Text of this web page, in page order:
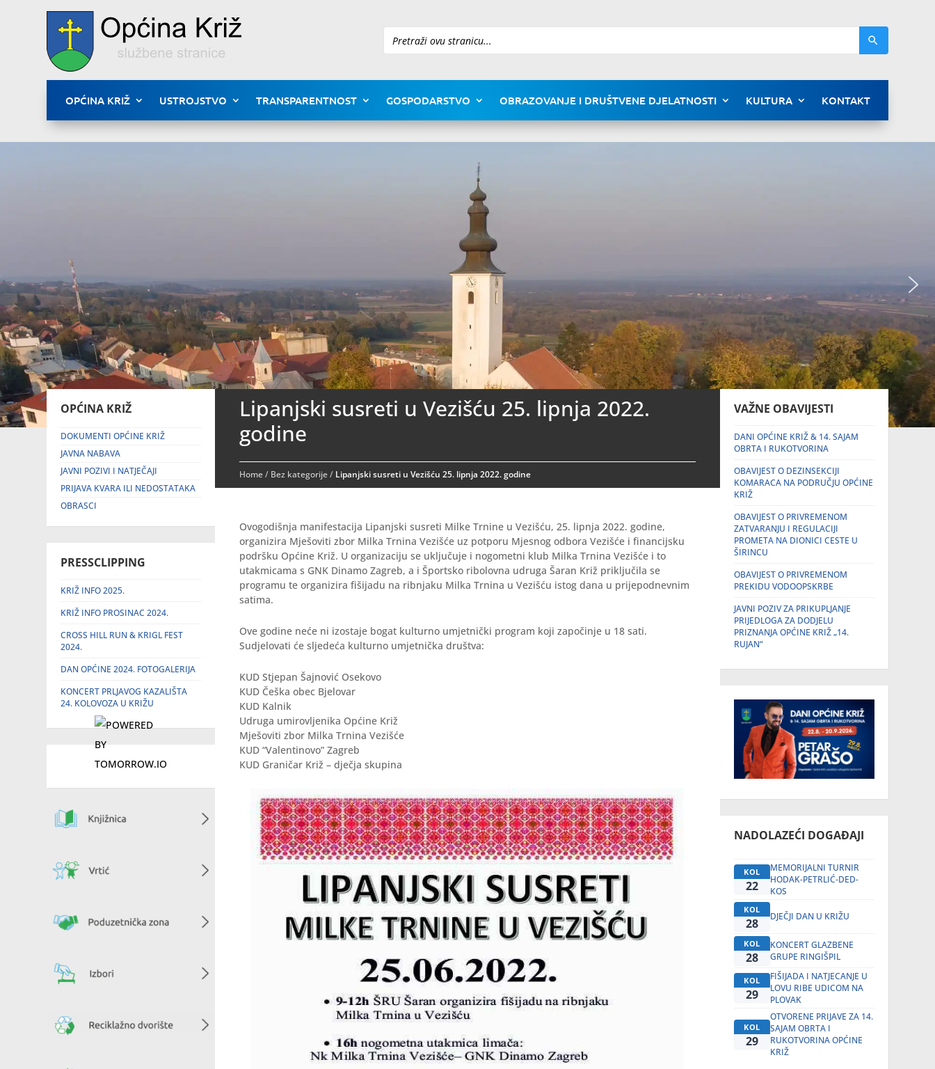
Pretraži
OPĆINA KRIŽ USTROJSTVO TRANSPARENTNOST GOSPODARSTVO OBRAZOVANJE I DRUŠTVENE DJELATNOSTI KULTURA KONTAKT
OPĆINA KRIŽ
DOKUMENTI OPĆINE KRIŽ
JAVNA NABAVA
JAVNI POZIVI I NATJEČAJI
PRIJAVA KVARA ILI NEDOSTATAKA
OBRASCI
PRESSCLIPPING
KRIŽ INFO 2025.
KRIŽ INFO PROSINAC 2024.
CROSS HILL RUN & KRIGL FEST
2024.
DAN OPĆINE 2024. FOTOGALERIJA
KONCERT PRLJAVOG KAZALIŠTA
24. KOLOVOZA U KRIŽU
Lipanjski susreti u Vezišću 25. lipnja 2022.
godine
Home/ Bez kategorije/ Lipanjski susreti u Vezišću 25. lipnja 2022. godine
Ovogodišnja manifestacija Lipanjski susreti Milke Trnine u Vezišću, 25. lipnja 2022. godine,
organizira Mješoviti zbor Milka Trnina Vezišće uz potporu Mjesnog odbora Vezišće i financijsku
podršku Općine Križ. U organizaciju se uključuje i nogometni klub Milka Trnina Vezišće i to
utakmicama s GNK Dinamo Zagreb, a i Športsko ribolovna udruga Šaran Križ priključila se
programu te organizira fišijadu na ribnjaku Milka Trnina u Vezišću istog dana u prijepodnevnim
satima.
Ove godine neće ni izostaje bogat kulturno umjetnički program koji započinje u 18 sati.
Sudjelovati će sljedeća kulturno umjetnička društva:
KUD Stjepan Šajnović Osekovo
KUD Češka obec Bjelovar
KUD Kalnik
Udruga umirovljenika Općine Križ
Mješoviti zbor Milka Trnina Vezišće
KUD “Valentinovo” Zagreb
KUD Graničar Križ – dječja skupina
VAŽNE OBAVIJESTI
DANI OPĆINE KRIŽ & 14. SAJAM
OBRTA I RUKOTVORINA
OBAVIJEST O DEZINSEKCIJI
KOMARACA NA PODRUČJU OPĆINE
KRIŽ
OBAVIJEST O PRIVREMENOM
ZATVARANJU I REGULACIJI
PROMETA NA DIONICI CESTE U
ŠIRINCU
OBAVIJEST O PRIVREMENOM
PREKIDU VODOOPSKRBE
JAVNI POZIV ZA PRIKUPLJANJE
PRIJEDLOGA ZA DODJELU
PRIZNANJA OPĆINE KRIŽ „14.
RUJAN“
NADOLAZEĆI DOGAĐAJI
KOL
22
MEMORIJALNI TURNIR
HODAK-PETRLIĆ-DED-
KOS
KOL
28 DJEČJI DAN U KRIŽU
KOL
28
KONCERT GLAZBENE
GRUPE RINGIŠPIL
KOL
29
FIŠIJADA I NATJECANJE U
LOVU RIBE UDICOM NA
PLOVAK
KOL
29
OTVORENE PRIJAVE ZA 14.
SAJAM OBRTA I
RUKOTVORINA OPĆINE
KRIŽ